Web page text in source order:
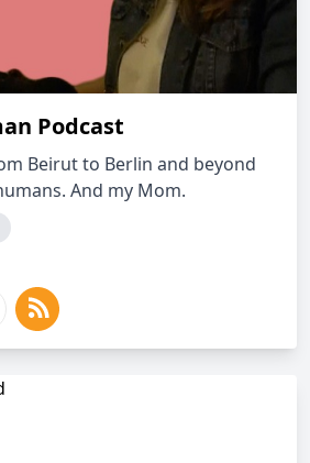
Podcast
Beirut to Berlin and beyond
And my Mom.